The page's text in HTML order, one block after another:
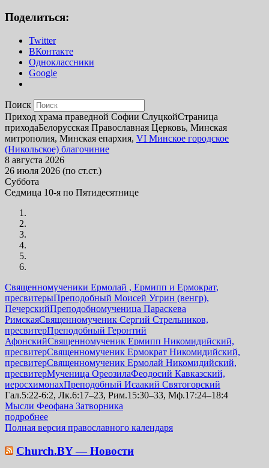
Поделиться:
Twitter
ВКонтакте
Одноклассники
Google
Поиск
Приход храма праведной Софии СлуцкойСтраница
приходаБелорусская Православная Церковь, Минская
митрополия, Минская епархия, VI Минское городское
(Никольское) благочиние
8 августа 2026
26 июля 2026 (по ст.ст.)
Суббота
Седмица 10-я по Пятидесятнице
Священномученики Ермолай , Ермипп и Ермократ,
пресвитерыПреподобный Моисей Угрин (венгр),
ПечерскийПреподобномученица Параскева
РимскаяСвященномученик Сергий Стрельников,
пресвитерПреподобный Геронтий
АфонскийСвященномученик Ермипп Никомидийский,
пресвитерСвященномученик Ермократ Никомидийский,
пресвитерСвященномученик Ермолай Никомидийский,
пресвитерМученица ОреозилаФеодосий Кавказский,
иеросхимонахПреподобный Исаакий Святогорский
Гал.5:22-6:2, Лк.6:17–23, Рим.15:30–33, Мф.17:24–18:4
Мысли Феофана Затворника
подробнее
Полная версия православного календаря
Church.BY — Новости